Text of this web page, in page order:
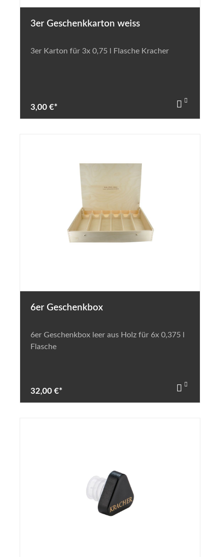
3er Geschenkkarton weiss
3er Karton für 3x 0,75 l Flasche Kracher
3,00 €*
6er Geschenkbox
6er Geschenkbox leer aus Holz für 6x 0,375 l
Flasche
32,00 €*